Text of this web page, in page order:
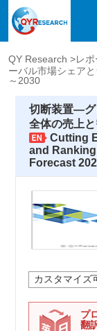
QY Research >レポ
ーバル市場シェア
～2030
切断装置―グ
全体の売上
Cutting
and
Forecast
カスタマイズ
プ
翻